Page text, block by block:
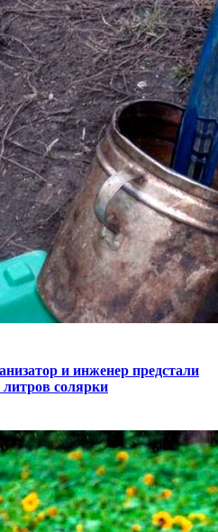
и инженер предстали
литров солярки